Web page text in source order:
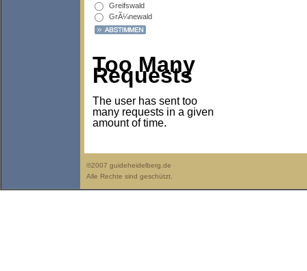
Greifswald
GrÃ¼newald
Too Many
Requests
The user has sent too
many requests in a given
amount of time.
©2007 guideheidelberg.de
Alle Rechte sind geschützt.